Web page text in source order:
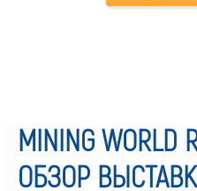
MINING WORLD
ОБЗОР